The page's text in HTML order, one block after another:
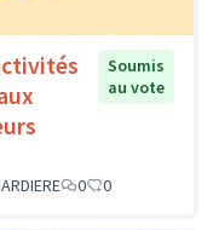
Soumis
au vote
0 0